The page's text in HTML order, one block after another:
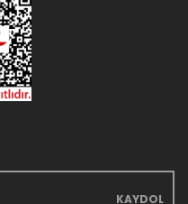
KAYDOL